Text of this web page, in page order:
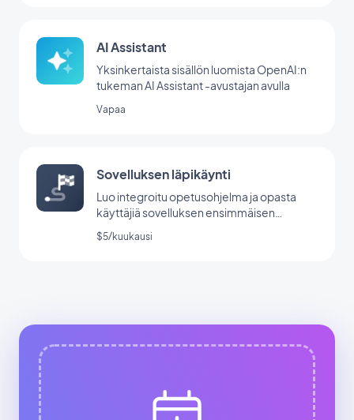
AI Assistant
Yksinkertaista sisällön luomista OpenAI:n
tukeman AI Assistant -avustajan avulla
Vapaa
Sovelluksen läpikäynti
Luo integroitu opetusohjelma ja opasta
käyttäjiä sovelluksen ensimmäisen
käynnistyksen aikana.
$5/kuukausi